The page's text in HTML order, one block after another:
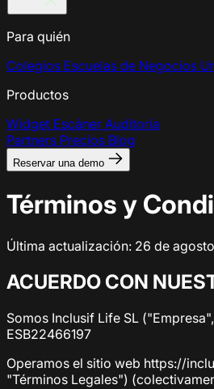
Para quién
Colegios Escuelas de Negocios
Productos
Widget Escáner Auditoría
Partners Precios Blog
Reservar una demo
Términos y
Última actualización: 26 de
ACUERDO CON
Somos Inclusif Life SL
ESB22466197
Operamos el sitio web https://
"Términos Legales")